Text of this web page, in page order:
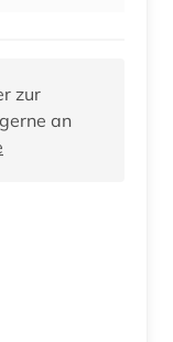
zur
an